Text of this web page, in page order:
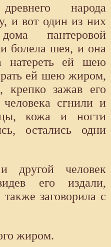
народа
и вот один из них
пантеровой
болела шея, и она
натереть ей шею
ей шею жиром,
зажав его
сгнили и
кожа и ногти
остались одни
другой человек
его издали,
также заговорила с
жиром.